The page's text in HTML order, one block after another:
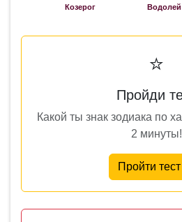
Козерог Водолей
⭐
Пройди
Какой ты знак зодиака по
2 минуты!
Пройти